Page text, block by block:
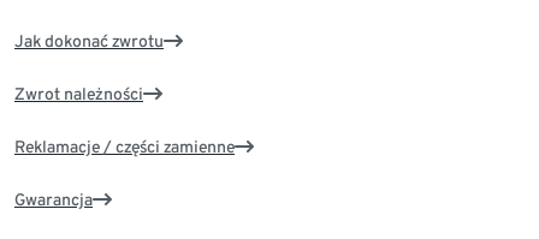
Jak dokonać zwrotu
Zwrot należności
Reklamacje / części zamienne
Gwarancja